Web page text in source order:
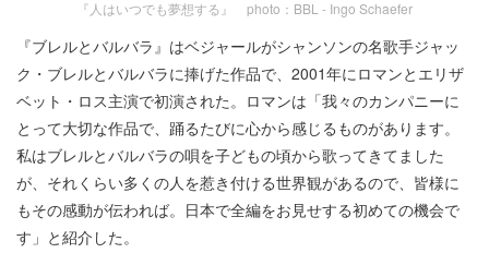
『人はいつでも夢想する』 photo：BBL - Ingo Schaefer
『ブレルとバルバラ』はベジャールがシャンソンの名歌手ジャッ
ク・ブレルとバルバラに捧げた作品で、2001年にロマンとエリザ
ベット・ロス主演で初演された。ロマンは「我々のカンパニーに
とって大切な作品で、踊るたびに心から感じるものがあります。
私はブレルとバルバラの唄を子どもの頃から歌ってきてました
が、それくらい多くの人を惹き付ける世界観があるので、皆様に
もその感動が伝われば。日本で全編をお見せする初めての機会で
す」と紹介した。